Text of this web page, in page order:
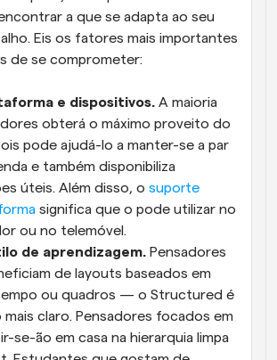
a que se adapta ao seu
Eis os fatores mais importantes
de se comprometer:
e dispositivos. A maioria
obterá o máximo proveito do
pode ajudá-lo a manter-se a par
e também disponibiliza
úteis. Além disso, o suporte
significa que o pode utilizar no
ou no telemóvel.
de aprendizagem. Pensadores
de layouts baseados em
ou quadros — o Structured é
mais claro. Pensadores focados em
se-ão em casa na hierarquia limpa